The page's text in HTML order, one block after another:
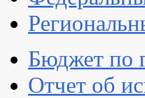
Бюджет по
Отчет об